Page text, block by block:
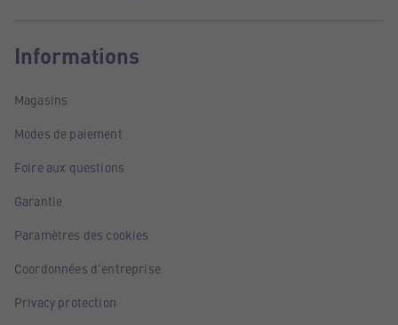
Informations
Magasins
Modes de paiement
Foire aux questions
Garantie
Paramètres des cookies
Coordonnées d'entreprise
Privacy protection